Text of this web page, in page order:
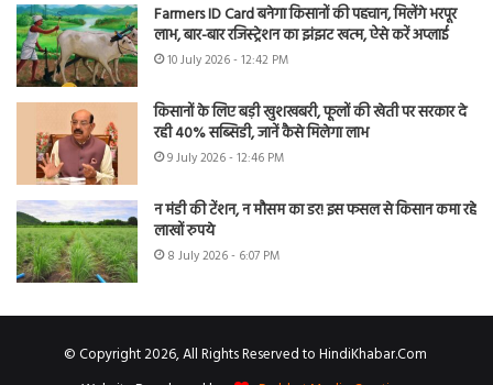
Farmers ID Card बनेगा किसानों की पहचान, मिलेंगे भरपूर
लाभ, बार-बार रजिस्ट्रेशन का झंझट खत्म, ऐसे करें अप्लाई
10 July 2026 - 12:42 PM
किसानों के लिए बड़ी खुशखबरी, फूलों की खेती पर सरकार दे
रही 40% सब्सिडी, जानें कैसे मिलेगा लाभ
9 July 2026 - 12:46 PM
न मंडी की टेंशन, न मौसम का डर! इस फसल से किसान कमा रहे
लाखों रुपये
8 July 2026 - 6:07 PM
© Copyright 2026, All Rights Reserved to HindiKhabar.Com